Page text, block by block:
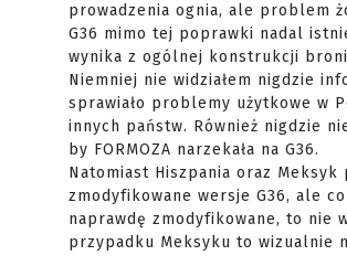
prowadzenia ognia, ale problem
G36 mimo tej poprawki nadal
wynika z ogólnej konstrukcji
Niemniej nie widziałem nigdzie
sprawiało problemy użytkowe w
innych państw. Również nigdzie
by FORMOZA narzekała na G36.
Natomiast Hiszpania oraz Meksyk
zmodyfikowane wersje G36, ale
naprawdę zmodyfikowane, to nie
przypadku Meksyku to wizualnie